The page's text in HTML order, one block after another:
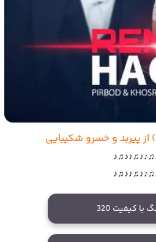
پیربد و خسرو شکیبایی
با کیفیت 320